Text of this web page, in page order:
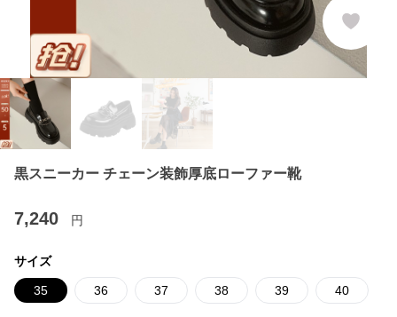
黒スニーカー チェーン装飾厚底ローファー靴
7,240 円
サイズ
35 36 37 38 39 40